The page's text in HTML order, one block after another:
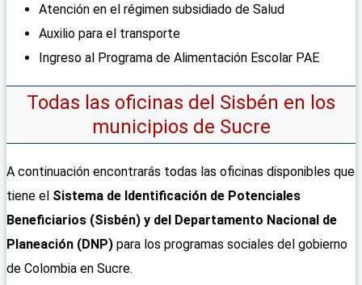
Atención en el régimen subsidiado de Salud
Auxilio para el transporte
Ingreso al Programa de Alimentación Escolar PAE
Todas las oficinas del Sisbén en los
municipios de Sucre
A continuación encontrarás todas las oficinas disponibles que
tiene el Sistema de Identificación de Potenciales
Beneficiarios (Sisbén) y del Departamento Nacional de
Planeación (DNP) para los programas sociales del gobierno
de Colombia en Sucre.